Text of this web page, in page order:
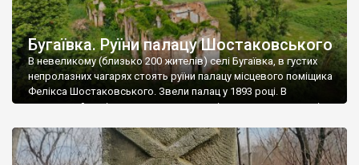
Бугаївка. Руїни палацу Шостаковського
В невеликому (близько 200 жителів) селі Бугаївка, в густих
непролазних чагарях стоять руїни палацу місцевого поміщика
Фелікса Шостаковського. Звели палац у 1893 році. В
радянський період у ньому спочатку містилася школа, потім
століття тут розмістили туберкульозну лікарню. Коли із
палацу виїхала лікарня – ми точно не […]